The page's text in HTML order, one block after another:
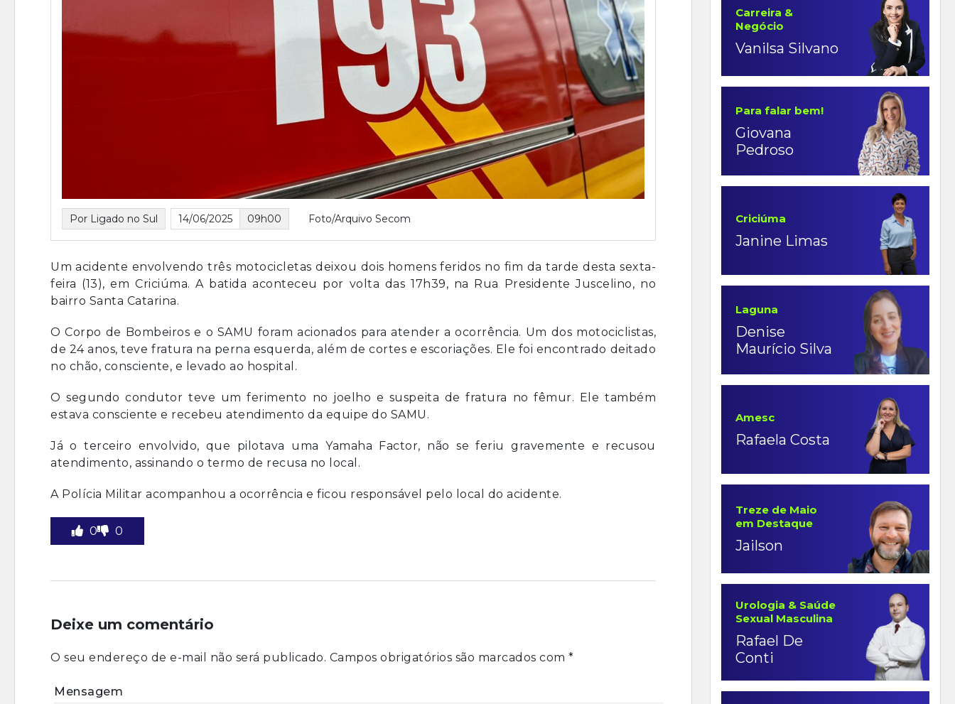
Por Ligado no Sul 14/06/2025 09h00 Foto/Arquivo Secom
Um acidente envolvendo três motocicletas deixou dois homens feridos no fim da tarde desta sexta-
feira (13), em Criciúma. A batida aconteceu por volta das 17h39, na Rua Presidente Juscelino, no
bairro Santa Catarina.
O Corpo de Bombeiros e o SAMU foram acionados para atender a ocorrência. Um dos motociclistas,
de 24 anos, teve fratura na perna esquerda, além de cortes e escoriações. Ele foi encontrado deitado
no chão, consciente, e levado ao hospital.
O segundo condutor teve um ferimento no joelho e suspeita de fratura no fêmur. Ele também
estava consciente e recebeu atendimento da equipe do SAMU.
Já o terceiro envolvido, que pilotava uma Yamaha Factor, não se feriu gravemente e recusou
atendimento, assinando o termo de recusa no local.
A Polícia Militar acompanhou a ocorrência e ficou responsável pelo local do acidente.
0 0
Deixe um comentário
O seu endereço de e-mail não será publicado. Campos obrigatórios são marcados com *
Mensagem
Carreira &
Negócio
Vanilsa Silvano
Para falar bem!
Giovana
Pedroso
Criciúma
Janine Limas
Laguna
Denise
Maurício Silva
Amesc
Rafaela Costa
Treze de Maio
em Destaque
Jailson
Urologia & Saúde
Sexual Masculina
Rafael De
Conti